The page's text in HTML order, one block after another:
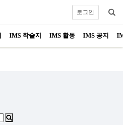
IMS 학술지 IMS 활동 IMS 공지
로그인